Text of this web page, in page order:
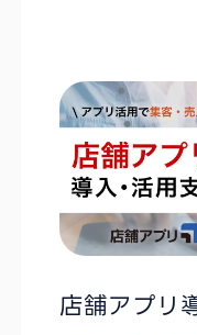
店舗アプリ